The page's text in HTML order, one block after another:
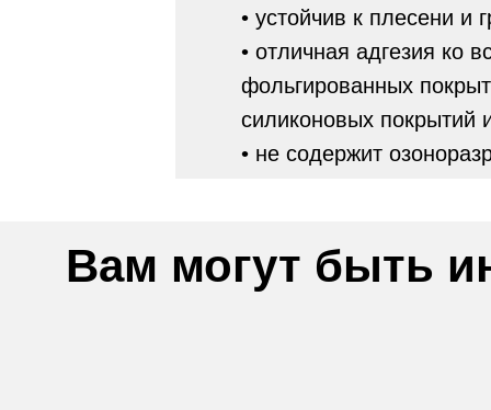
• устойчив к плесени и
• отличная адгезия ко
фольгированных
силиконовых покрытий
• не содержит
Вам могут быть